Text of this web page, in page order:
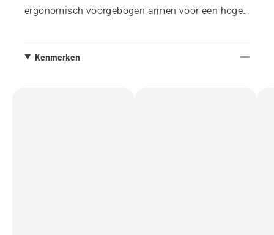
ergonomisch voorgebogen armen voor een hoge
Kenmerken